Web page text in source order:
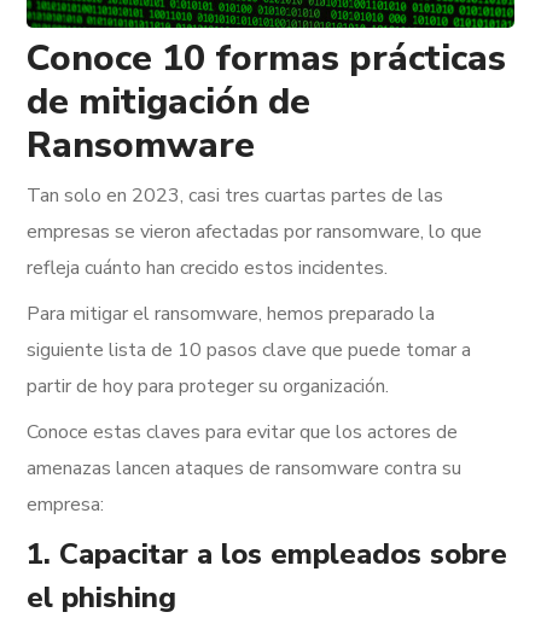
Conoce 10 formas prácticas
de mitigación de
Ransomware
Tan solo en 2023, casi tres cuartas partes de las
empresas se vieron afectadas por ransomware, lo que
refleja cuánto han crecido estos incidentes.
Para mitigar el ransomware, hemos preparado la
siguiente lista de 10 pasos clave que puede tomar a
partir de hoy para proteger su organización.
Conoce estas claves para evitar que los actores de
amenazas lancen ataques de ransomware contra su
empresa:
1. Capacitar a los empleados sobre
el phishing